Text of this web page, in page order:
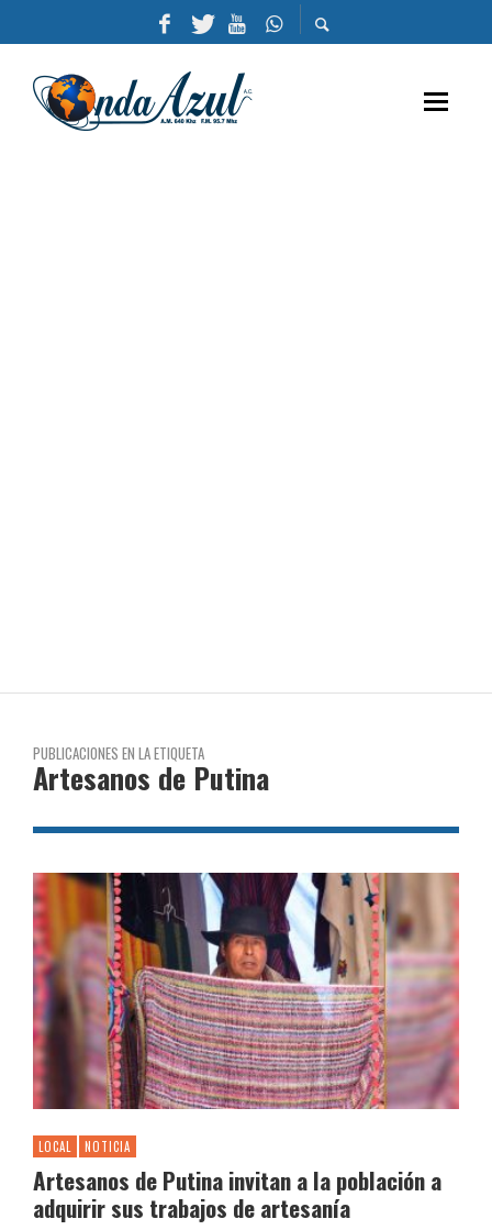
PUBLICACIONES EN LA ETIQUETA
Artesanos de Putina
LOCAL NOTICIA
Artesanos de Putina invitan a la población a
adquirir sus trabajos de artesanía